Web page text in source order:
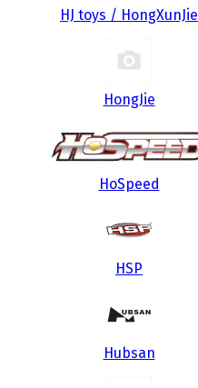
HJ toys / HongXunJie
HongJie
HoSpeed
HSP
Hubsan